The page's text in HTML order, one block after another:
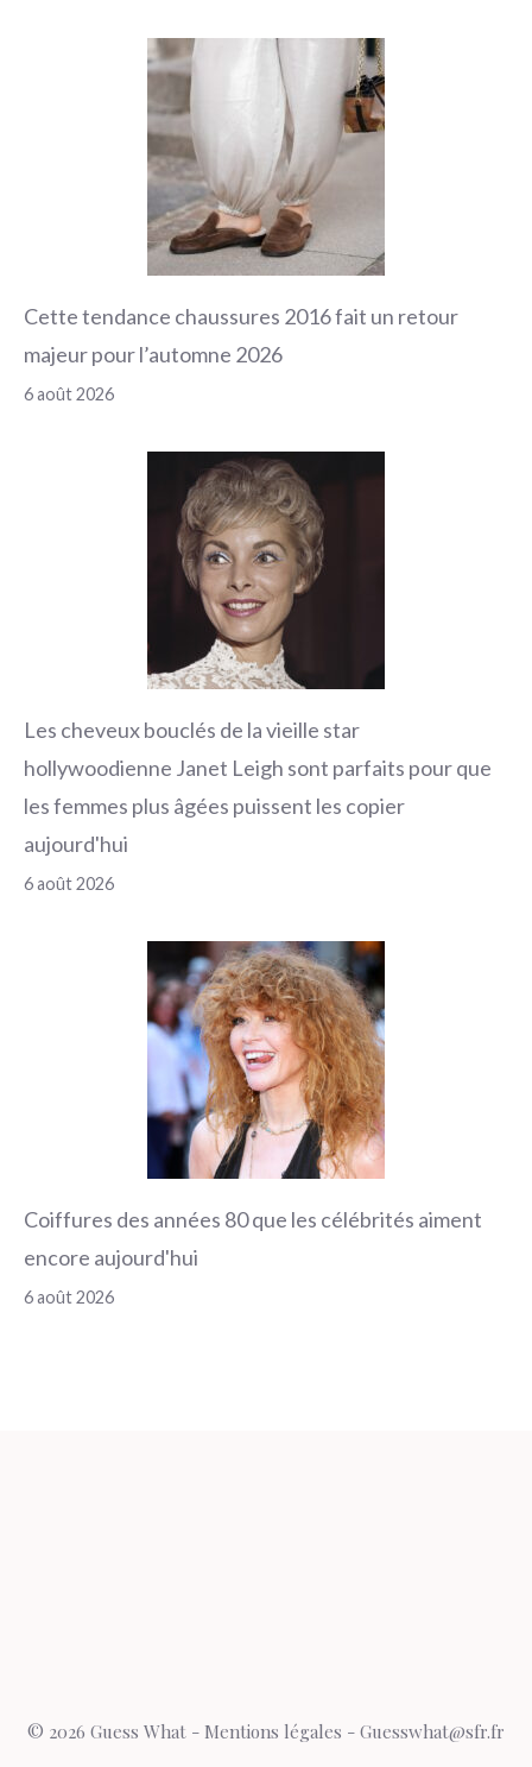
Cette tendance chaussures 2016 fait un retour
majeur pour l’automne 2026
6 août 2026
Les cheveux bouclés de la vieille star
hollywoodienne Janet Leigh sont parfaits pour que
les femmes plus âgées puissent les copier
aujourd'hui
6 août 2026
Coiffures des années 80 que les célébrités aiment
encore aujourd'hui
6 août 2026
© 2026 Guess What - Mentions légales - Guesswhat@sfr.fr